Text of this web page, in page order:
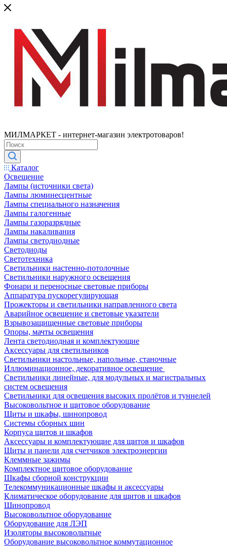
МИЛМАРКЕТ - интернет-магазин электротоваров!
Каталог
Освещение
Лампы (источники света)
Лампы люминесцентные
Лампы специального назначения
Лампы галогенные
Лампы газоразрядные
Лампы накаливания
Лампы светодиодные
Светодиоды
Светотехника
Светильники настенно-потолочные
Светильники наружного освещения
Фонари и переносные световые приборы
Аппаратура пускорегулирующая
Прожекторы и светильники направленного света
Аварийное освещение и световые указатели
Взрывозащищенные световые приборы
Опоры, мачты освещения
Лента светодиодная и комплектующие
Аксессуары для светильников
Светильники настольные, напольные, станочные
Иллюминационное, декоративное освещение
Светильники линейные, для модульных и магистральных
систем освещения
Светильники для освещения высоких пролётов и туннелей
Высоковольтное и щитовое оборудование
Щиты и шкафы, шинопровод
Системы сборных шин
Корпуса щитов и шкафов
Аксессуары и комплектующие для щитов и шкафов
Щиты и панели для счетчиков электроэнергии
Клеммные зажимы
Комплектное щитовое оборудование
Шкафы сборной конструкции
Телекоммуникационные шкафы и аксессуары
Климатическое оборудование для щитов и шкафов
Шинопровод
Высоковольтное оборудование
Оборудование для ЛЭП
Изоляторы высоковольтные
Оборудование высоковольтное коммутационное